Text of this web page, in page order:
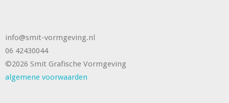
info@smit-vormgeving.nl
06 42430044
©2026 Smit Grafische Vormgeving
algemene voorwaarden